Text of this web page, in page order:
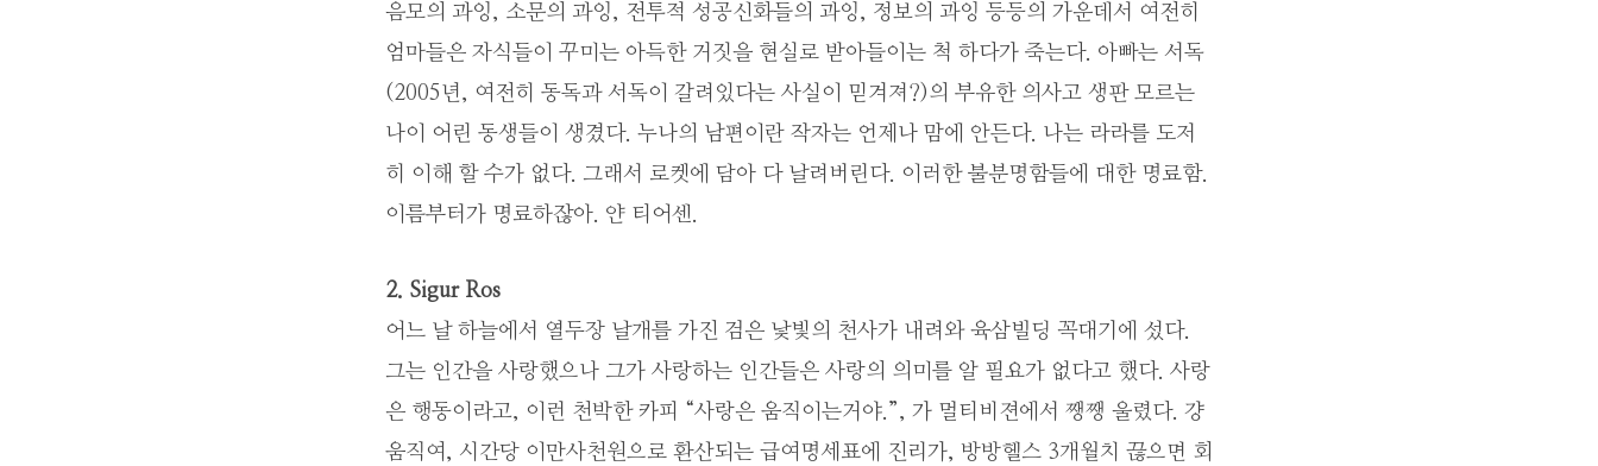
음모의 과잉, 소문의 과잉, 전투적 성공신화들의 과잉, 정보의 과잉 등등의 가운데서 여전히
엄마들은 자식들이 꾸미는 아득한 거짓을 현실로 받아들이는 척 하다가 죽는다. 아빠는 서독
(2005년, 여전히 동독과 서독이 갈려있다는 사실이 믿겨져?)의 부유한 의사고 생판 모르는
나이 어린 동생들이 생겼다. 누나의 남편이란 작자는 언제나 맘에 안든다. 나는 라라를 도저
히 이해 할 수가 없다. 그래서 로켓에 담아 다 날려버린다. 이러한 불분명함들에 대한 명료함.
이름부터가 명료하잖아. 얀 티어센.
2. Sigur Ros
어느 날 하늘에서 열두장 날개를 가진 검은 낯빛의 천사가 내려와 육삼빌딩 꼭대기에 섰다.
그는 인간을 사랑했으나 그가 사랑하는 인간들은 사랑의 의미를 알 필요가 없다고 했다. 사랑
은 행동이라고, 이런 천박한 카피 “사랑은 움직이는거야.”, 가 멀티비젼에서 쨍쨍 울렸다. 걍
움직여, 시간당 이만사천원으로 환산되는 급여명세표에 진리가, 방방헬스 3개월치 끊으면 회